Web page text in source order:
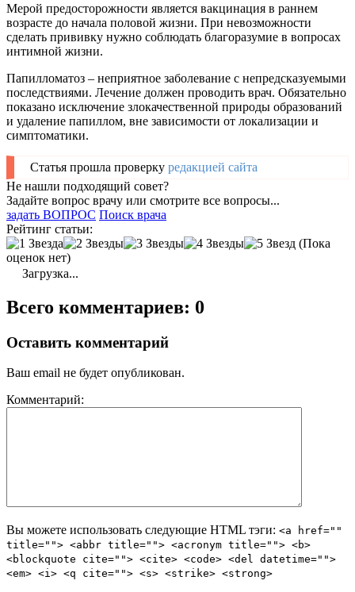
Мерой предосторожности является вакцинация в раннем
возрасте до начала половой жизни. При невозможности
сделать прививку нужно соблюдать благоразумие в вопросах
интимной жизни.
Папилломатоз – неприятное заболевание с непредсказуемыми
последствиями. Лечение должен проводить врач. Обязательно
показано исключение злокачественной природы образований
и удаление папиллом, вне зависимости от локализации и
симптоматики.
Статья прошла проверку редакцией сайта
Не нашли подходящий совет?
Задайте вопрос врачу или смотрите все вопросы...
задать ВОПРОС Поиск врача
Рейтинг статьи:
(Пока
оценок нет)
Загрузка...
Всего комментариев: 0
Оставить комментарий
Ваш email не будет опубликован.
Комментарий:
Вы можете использовать следующие HTML тэги: <a href=""
title=""> <abbr title=""> <acronym title=""> <b>
<blockquote cite=""> <cite> <code> <del datetime="">
<em> <i> <q cite=""> <s> <strike> <strong>